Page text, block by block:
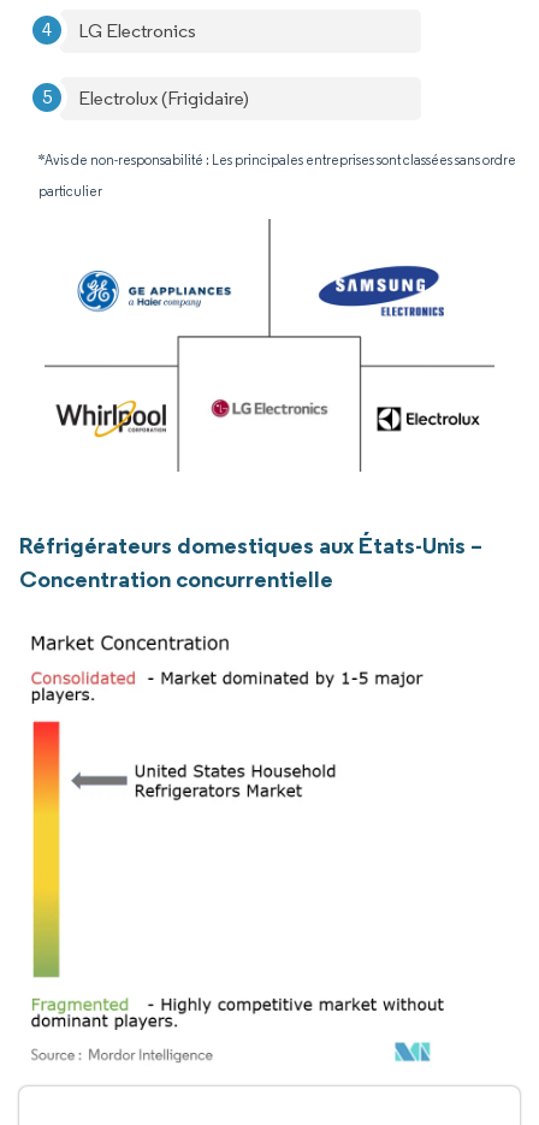
LG Electronics
Electrolux (Frigidaire)
*Avis de non-responsabilité : Les principales entreprises sont classées sans ordre
particulier
Réfrigérateurs domestiques aux États-Unis –
Concentration concurrentielle